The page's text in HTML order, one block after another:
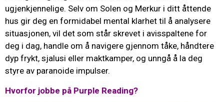
ugjenkjennelige. Selv om Solen og Merkur i ditt åttende
hus gir deg en formidabel mental klarhet til å analysere
situasjonen, vil det som står skrevet i avisspaltene for
deg i dag, handle om å navigere gjennom tåke, håndtere
dyp frykt, sjalusi eller maktkamper, og unngå å la deg
styre av paranoide impulser.
Hvorfor jobbe på Purple Reading?